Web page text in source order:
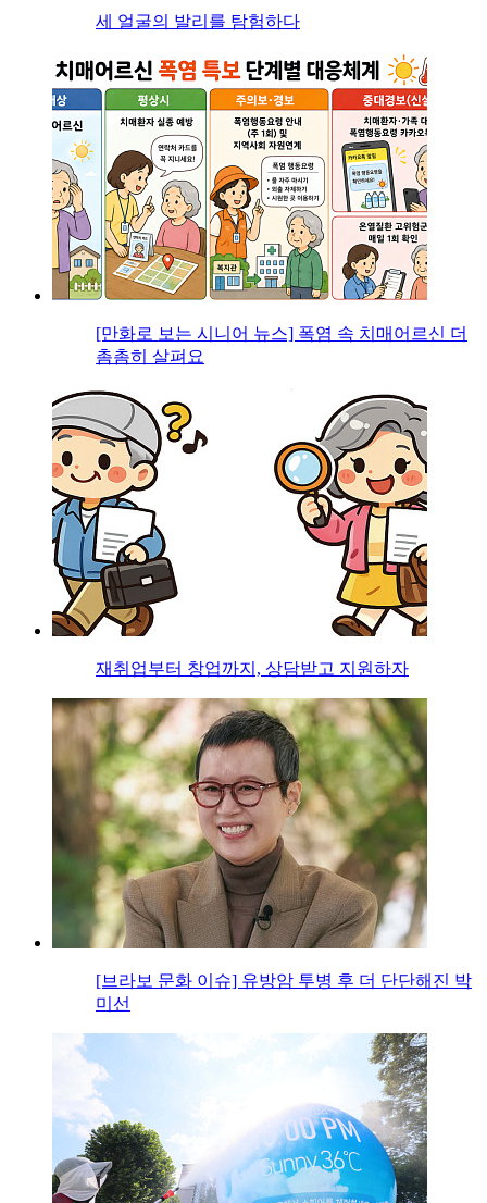
세 얼굴의 발리를 탐험하다
[만화로 보는 시니어 뉴스] 폭염 속 치매어르신 더
촘촘히 살펴요
재취업부터 창업까지, 상담받고 지원하자
[브라보 문화 이슈] 유방암 투병 후 더 단단해진 박
미선